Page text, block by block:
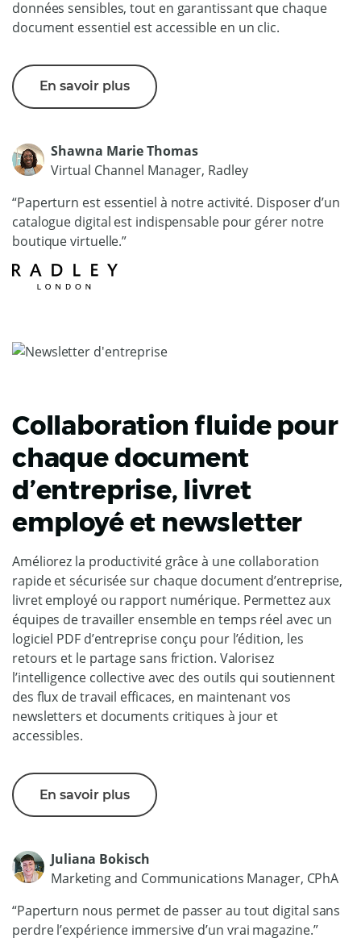
données sensibles, tout en garantissant que chaque
document essentiel est accessible en un clic.
En savoir plus
Shawna Marie Thomas
Virtual Channel Manager, Radley
“Paperturn est essentiel à notre activité. Disposer d’un
catalogue digital est indispensable pour gérer notre
boutique virtuelle.”
Collaboration fluide pour
chaque document
d’entreprise, livret
employé et newsletter
Améliorez la productivité grâce à une collaboration
rapide et sécurisée sur chaque document d’entreprise,
livret employé ou rapport numérique. Permettez aux
équipes de travailler ensemble en temps réel avec un
logiciel PDF d’entreprise conçu pour l’édition, les
retours et le partage sans friction. Valorisez
l’intelligence collective avec des outils qui soutiennent
des flux de travail efficaces, en maintenant vos
newsletters et documents critiques à jour et
accessibles.
En savoir plus
Juliana Bokisch
Marketing and Communications Manager, CPhA
“Paperturn nous permet de passer au tout digital sans
perdre l’expérience immersive d’un vrai magazine.”